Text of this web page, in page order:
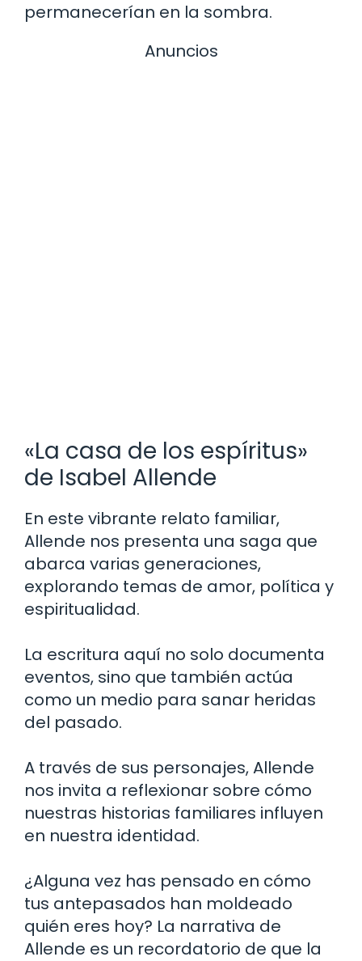
permanecerían en la sombra.
Anuncios
«La casa de los espíritus»
de Isabel Allende
En este vibrante relato familiar,
Allende nos presenta una saga que
abarca varias generaciones,
explorando temas de amor, política y
espiritualidad.
La escritura aquí no solo documenta
eventos, sino que también actúa
como un medio para sanar heridas
del pasado.
A través de sus personajes, Allende
nos invita a reflexionar sobre cómo
nuestras historias familiares influyen
en nuestra identidad.
¿Alguna vez has pensado en cómo
tus antepasados han moldeado
quién eres hoy? La narrativa de
Allende es un recordatorio de que la